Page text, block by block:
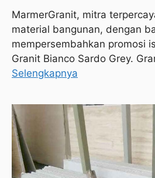
MarmerGranit, mitra
material bangunan, dengan
mempersembahkan promosi
Granit Bianco Sardo Grey.
Selengkapnya